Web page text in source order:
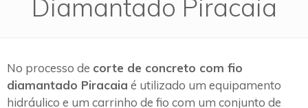
Diamantado Piracaia
No processo de corte de concreto com fio
diamantado Piracaia é utilizado um equipamento
hidráulico e um carrinho de fio com um conjunto de